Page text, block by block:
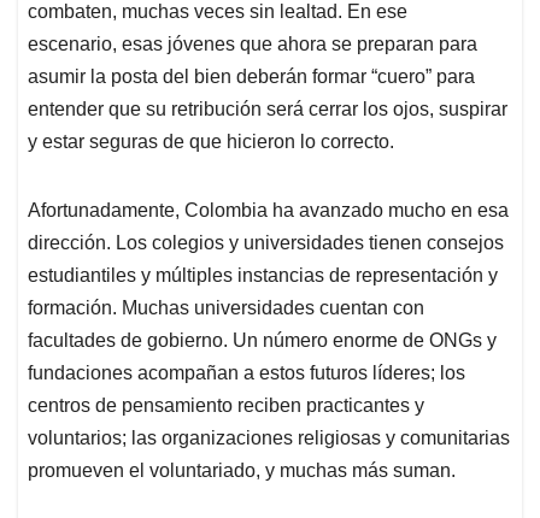
combaten, muchas veces sin lealtad. En ese
escenario, esas jóvenes que ahora se preparan para
asumir la posta del bien deberán formar “cuero” para
entender que su retribución será cerrar los ojos, suspirar
y estar seguras de que hicieron lo correcto.
Afortunadamente, Colombia ha avanzado mucho en esa
dirección. Los colegios y universidades tienen consejos
estudiantiles y múltiples instancias de representación y
formación. Muchas universidades cuentan con
facultades de gobierno. Un número enorme de ONGs y
fundaciones acompañan a estos futuros líderes; los
centros de pensamiento reciben practicantes y
voluntarios; las organizaciones religiosas y comunitarias
promueven el voluntariado, y muchas más suman.